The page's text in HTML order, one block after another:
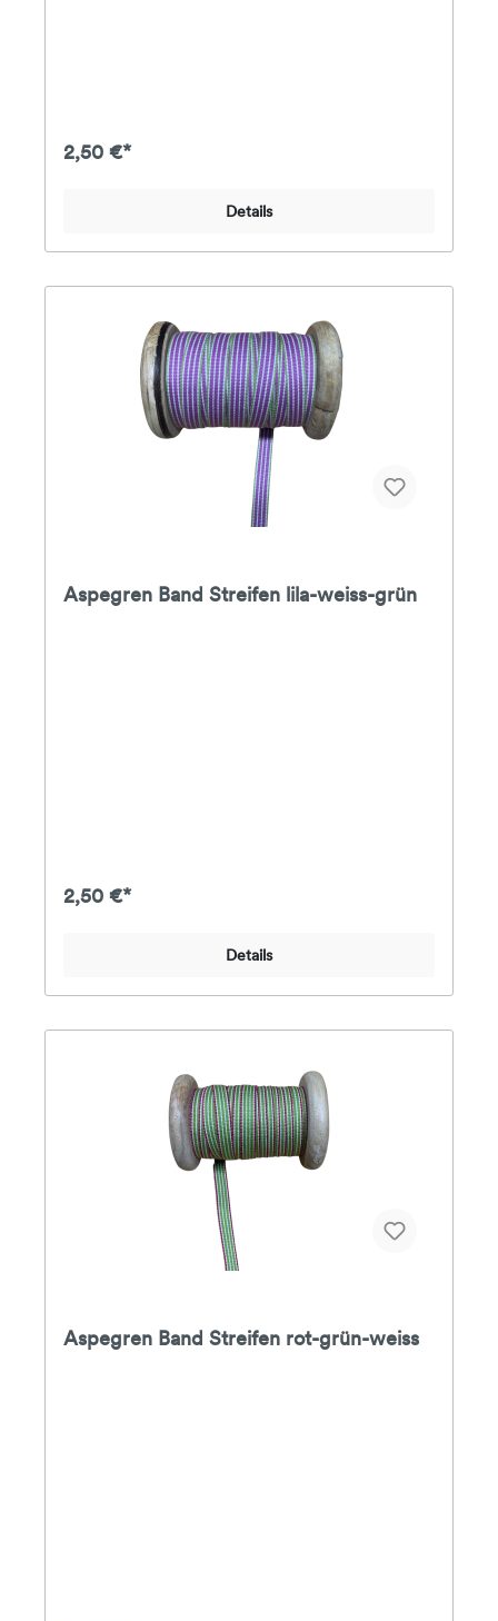
2,50 €*
Details
Aspegren Band Streifen lila-weiss-grün
2,50 €*
Details
Aspegren Band Streifen rot-grün-weiss